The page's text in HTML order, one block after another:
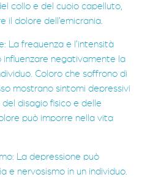
collo e del cuoio capelluto,
il dolore dell’emicrania.
La frequenza e l’intensità
influenzare negativamente la
Coloro che soffrono di
mostrano sintomi depressivi
disagio fisico e delle
può imporre nella vita
La depressione può
e nervosismo in un individuo.